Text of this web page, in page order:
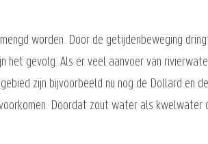
worden. Door de getijdenbeweging
gevolg. Als er veel aanvoer van
zijn bijvoorbeeld nu nog de Dollard en
Doordat zout water als